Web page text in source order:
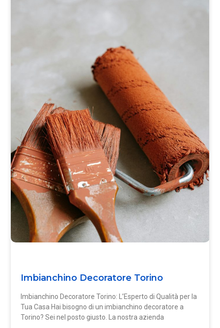
Imbianchino Decoratore Torino
Imbianchino Decoratore Torino: L’Esperto di Qualità per la
Tua Casa Hai bisogno di un imbianchino decoratore a
Torino? Sei nel posto giusto. La nostra azienda